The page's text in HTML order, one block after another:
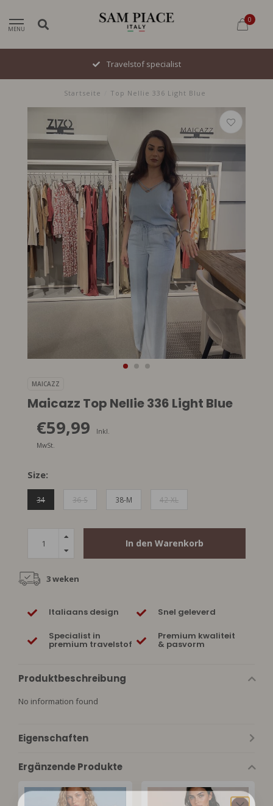
MENU
0
Travelstof specialist
Startseite Top Nellie 336 Light Blue
MAICAZZ
Maicazz Top Nellie 336 Light Blue
€59,99
Inkl.
MwSt.
Size:
34 36-S 38-M 42-XL
In den Warenkorb
3 weken
Italiaans design Snel geleverd
Specialist in
premium travelstof
Premium kwaliteit
& pasvorm
Produktbeschreibung
No information found
Eigenschaften
Ergänzende Produkte